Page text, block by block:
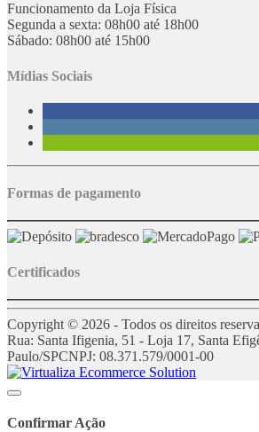
Funcionamento da Loja Física
Segunda a sexta: 08h00 até 18h00
Sábado: 08h00 até 15h00
Mídias Sociais
Formas de pagamento
Certificados
Copyright © 2026 - Todos os direitos
Rua: Santa Ifigenia, 51 - Loja 17, Santa
Paulo/SPCNPJ: 08.371.579/0001-00
Confirmar Ação